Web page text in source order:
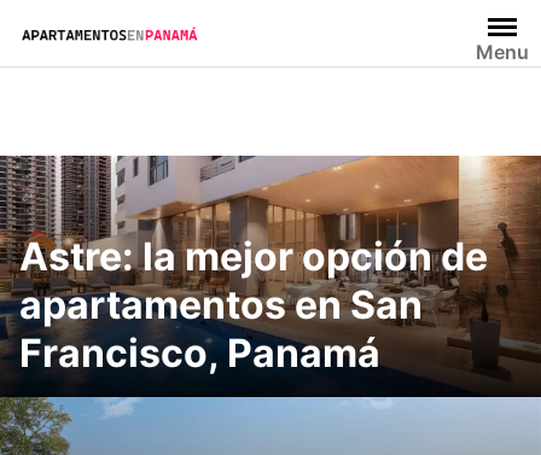
contenido
Menu
Astre: la mejor opción de
apartamentos en San
Francisco, Panamá